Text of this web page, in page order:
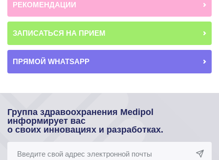
РЕКОМЕНДАЦИИ
ЗАПИСАТЬСЯ НА ПРИЕМ
ПРЯМОЙ WHATSAPP
Группа здравоохранения Medipol
информирует вас
о своих инновациях и разработках.